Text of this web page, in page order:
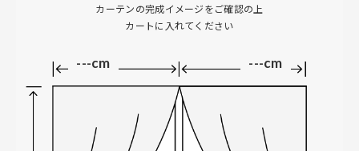
カーテンの完成イメージをご確認の上
カートに入れてください
---cm ---cm